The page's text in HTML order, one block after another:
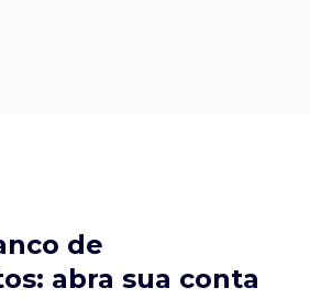
de
abra sua conta